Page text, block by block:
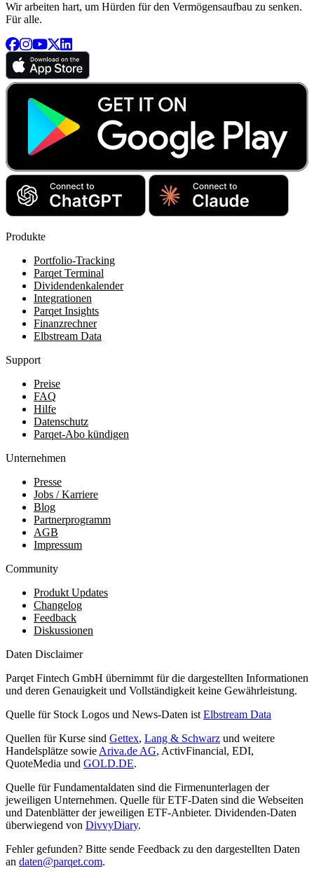
Wir arbeiten hart, um Hürden für den Vermögensaufbau zu senken.
Für alle.
Produkte
Portfolio-Tracking
Parqet Terminal
Dividendenkalender
Integrationen
Parqet Insights
Finanzrechner
Elbstream Data
Support
Preise
FAQ
Hilfe
Datenschutz
Parqet-Abo kündigen
Unternehmen
Presse
Jobs / Karriere
Blog
Partnerprogramm
AGB
Impressum
Community
Produkt Updates
Changelog
Feedback
Diskussionen
Daten Disclaimer
Parqet Fintech GmbH übernimmt für die dargestellten Informationen
und deren Genauigkeit und Vollständigkeit keine Gewährleistung.
Quelle für Stock Logos und News-Daten ist Elbstream Data
Quellen für Kurse sind Gettex, Lang & Schwarz und weitere
Handelsplätze sowie Ariva.de AG, ActivFinancial, EDI,
QuoteMedia und GOLD.DE.
Quelle für Fundamentaldaten sind die Firmenunterlagen der
jeweiligen Unternehmen. Quelle für ETF-Daten sind die Webseiten
und Datenblätter der jeweiligen ETF-Anbieter. Dividenden-Daten
überwiegend von DivvyDiary.
Fehler gefunden? Bitte sende Feedback zu den dargestellten Daten
an daten@parqet.com.